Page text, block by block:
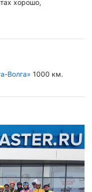
хорошо,
Волга» 1000 км.